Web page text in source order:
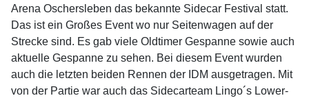
Arena Oschersleben das bekannte Sidecar Festival statt.
Das ist ein Großes Event wo nur Seitenwagen auf der
Strecke sind. Es gab viele Oldtimer Gespanne sowie auch
aktuelle Gespanne zu sehen. Bei diesem Event wurden
auch die letzten beiden Rennen der IDM ausgetragen. Mit
von der Partie war auch das Sidecarteam Lingo´s Lower-